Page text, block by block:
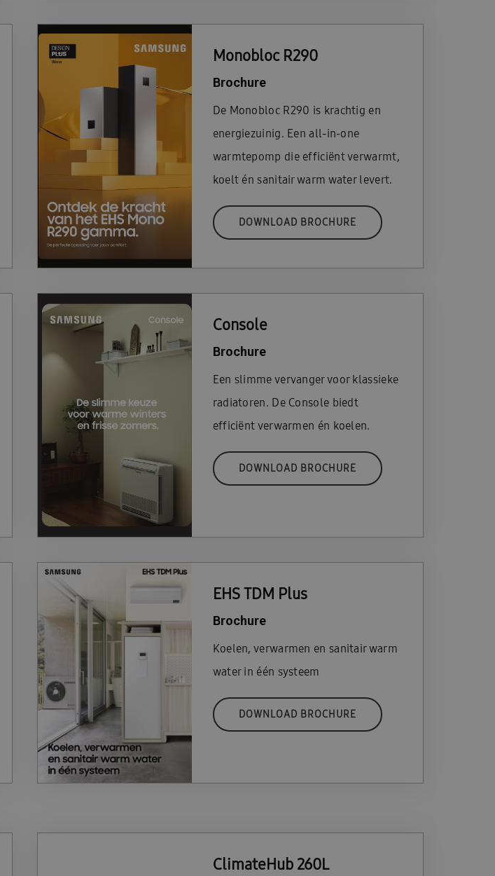
Monobloc R290
Brochure
De Monobloc R290 is krachtig en
energiezuinig. Een all-in-one
warmtepomp die efficiënt verwarmt,
koelt én sanitair warm water levert.
DOWNLOAD BROCHURE
Console
Brochure
Een slimme vervanger voor klassieke
radiatoren. De Console biedt
efficiënt verwarmen én koelen.
DOWNLOAD BROCHURE
EHS TDM Plus
Brochure
Koelen, verwarmen en sanitair warm
water in één systeem
DOWNLOAD BROCHURE
ClimateHub 260L